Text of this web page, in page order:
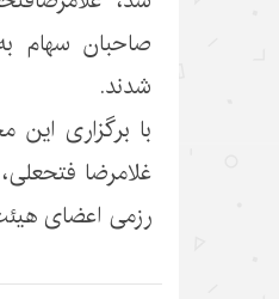
صاحبان سهام
شدند.
با برگزاری
غلامرضا
رزمی اعضای